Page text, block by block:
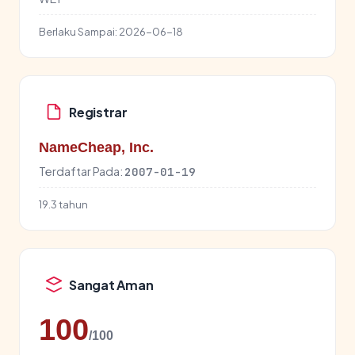
Berlaku Sampai: 2026-06-18
Registrar
NameCheap, Inc.
Terdaftar Pada: 2007-01-19
19.3 tahun
Sangat Aman
100/100